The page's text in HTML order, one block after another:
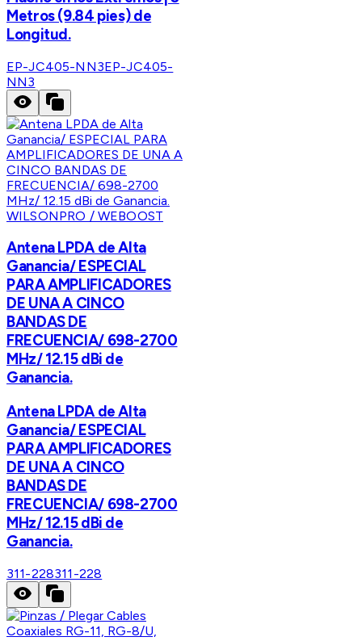
Metros (9.84 pies) de
Longitud.
EP-JC405-NN3EP-JC405-
NN3
WILSONPRO / WEBOOST
Antena LPDA de Alta
Ganancia/ ESPECIAL
PARA AMPLIFICADORES
DE UNA A CINCO
BANDAS DE
FRECUENCIA/ 698-2700
MHz/ 12.15 dBi de
Ganancia.
Antena LPDA de Alta
Ganancia/ ESPECIAL
PARA AMPLIFICADORES
DE UNA A CINCO
BANDAS DE
FRECUENCIA/ 698-2700
MHz/ 12.15 dBi de
Ganancia.
311-228311-228